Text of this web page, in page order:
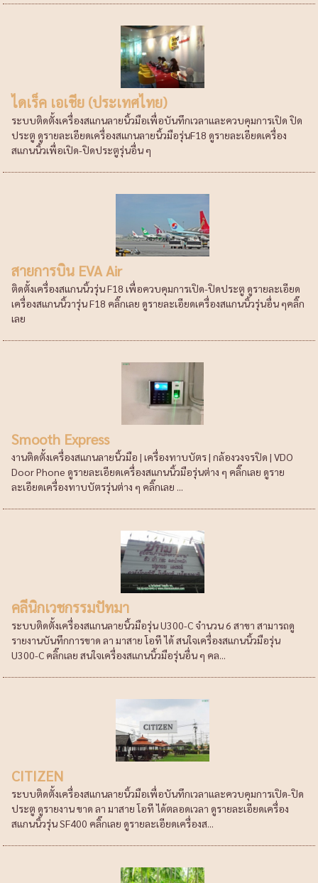
ไดเร็ค เอเชีย (ประเทศไทย)
ระบบติดตั้งเครื่องสแกนลายนิ้วมือเพื่อบันทึกเวลาและควบคุมการเปิด ปิด
ประตู ดูรายละเอียดเครื่องสแกนลายนิ้วมือรุ่นF18 ดูรายละเอียดเครื่อง
สแกนนิ้วเพื่อเปิด-ปิดประตูรุ่นอื่น ๆ
สายการบิน EVA Air
ติดตั้งเครื่องสแกนนิ้วรุ่น F18 เพื่อควบคุมการเปิด-ปิดประตู ดูรายละเอียด
เครื่องสแกนนิ้วารุ่น F18 คลิ๊กเลย ดูรายละเอียดเครื่องสแกนนิ้วรุ่นอื่น ๆคลิ๊ก
เลย
Smooth Express
งานติดตั้งเครื่องสแกนลายนิ้วมือ | เครื่องทาบบัตร | กล้องวงจรปิด | VDO
Door Phone ดูรายละเอียดเครื่องสแกนนิ้วมือรุ่นต่าง ๆ คลิ๊กเลย ดูราย
ละเอียดเครื่องทาบบัตรรุ่นต่าง ๆ คลิ๊กเลย ...
คลีนิกเวชกรรมปัทมา
ระบบติดตั้งเครื่องสแกนลายนิ้วมือรุ่น U300-C จำนวน 6 สาขา สามารถดู
รายงานบันทึกการขาด ลา มาสาย โอที ได้ สนใจเครื่องสแกนนิ้วมือรุ่น
U300-C คลิ๊กเลย สนใจเครื่องสแกนนิ้วมือรุ่นอื่น ๆ คล...
CITIZEN
ระบบติดตั้งเครื่องสแกนลายนิ้วมือเพื่อบันทึกเวลาและควบคุมการเปิด-ปิด
ประตู ดูรายงาน ขาด ลา มาสาย โอที ได้ตลอดเวลา ดูรายละเอียดเครื่อง
สแกนนิ้วรุ่น SF400 คลิ๊กเลย ดูรายละเอียดเครื่องส...